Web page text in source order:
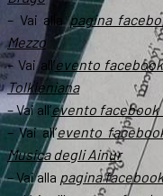
– Vai allapagina
Mezzo
– Vai all’evento facebook
Tolkieniana
– Vai all’evento facebook
– Vai all’evento
Musica degli Ainur
– Vai alla pagina